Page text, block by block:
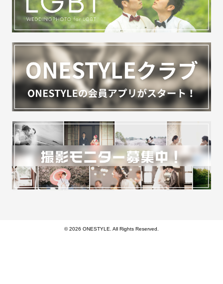
© 2026 ONESTYLE. All Rights Reserved.